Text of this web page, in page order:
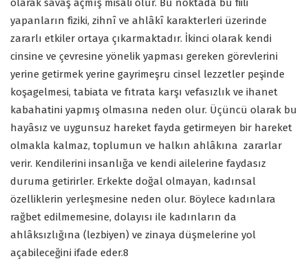
olarak savaş açmış misali olur. Bu noktada bu fiili
yapanların fiziki, zihnî ve ahlâkî karakterleri üzerinde
zararlı etkiler ortaya çıkarmaktadır. İkinci olarak kendi
cinsine ve çevresine yönelik yapması gereken görevlerini
yerine getirmek yerine gayrimeşru cinsel lezzetler peşinde
koşagelmesi, tabiata ve fıtrata karşı vefasızlık ve ihanet
kabahatini yapmış olmasına neden olur. Üçüncü olarak bu
hayâsız ve uygunsuz hareket fayda getirmeyen bir hareket
olmakla kalmaz, toplumun ve halkın ahlâkına zararlar
verir. Kendilerini insanlığa ve kendi ailelerine faydasız
duruma getirirler. Erkekte doğal olmayan, kadınsal
özelliklerin yerleşmesine neden olur. Böylece kadınlara
rağbet edilmemesine, dolayısı ile kadınların da
ahlâksızlığına (lezbiyen) ve zinaya düşmelerine yol
açabileceğini ifade eder.8